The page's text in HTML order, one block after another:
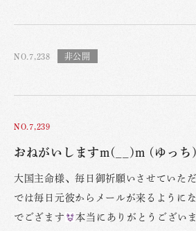
NO.7,238
NO.7,239
おねがいしますm(__)m (ゆっち)
大国主命様、毎日御祈願いさせていた
では毎日元彼からメールが来るように
でござます
本当にありがとうござい